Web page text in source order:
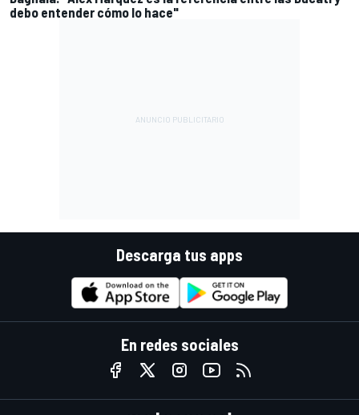
debo entender cómo lo hace"
Descarga tus apps
En redes sociales